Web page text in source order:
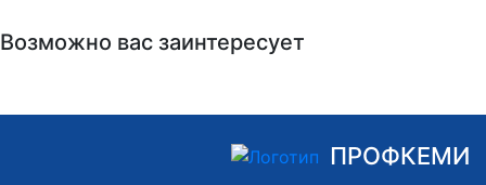
Возможно вас заинтересует
ПРОФКЕМИ